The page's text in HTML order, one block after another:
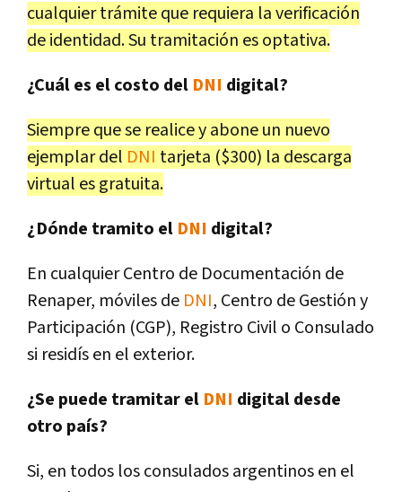
cualquier trámite que requiera la verificación
de identidad. Su tramitación es optativa.
¿Cuál es el costo del DNI digital?
Siempre que se realice y abone un nuevo
ejemplar del DNI tarjeta ($300) la descarga
virtual es gratuita.
¿Dónde tramito el DNI digital?
En cualquier Centro de Documentación de
Renaper, móviles de DNI, Centro de Gestión y
Participación (CGP), Registro Civil o Consulado
si residís en el exterior.
¿Se puede tramitar el DNI digital desde
otro país?
Si, en todos los consulados argentinos en el